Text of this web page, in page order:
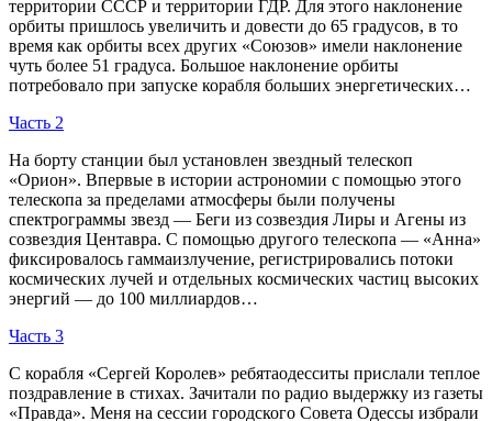
территории СССР и территории ГДР. Для этого наклонение
орбиты пришлось увеличить и довести до 65 градусов, в то
время как орбиты всех других «Союзов» имели наклонение
чуть более 51 градуса. Большое наклонение орбиты
потребовало при запуске корабля больших энергетических…
Часть 2
На борту станции был установлен звездный телескоп
«Орион». Впервые в истории астрономии с помощью этого
телескопа за пределами атмосферы были получены
спектрограммы звезд — Беги из созвездия Лиры и Агены из
созвездия Центавра. С помощью другого телескопа — «Анна»
фиксировалось гаммаизлучение, регистрировались потоки
космических лучей и отдельных космических частиц высоких
энергий — до 100 миллиардов…
Часть 3
С корабля «Сергей Королев» ребятаодесситы прислали теплое
поздравление в стихах. Зачитали по радио выдержку из газеты
«Правда». Меня на сессии городского Совета Одессы избрали